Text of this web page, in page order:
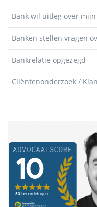
Bank wil uitleg over
Banken stellen vragen
Bankrelatie opgezegd
Cliëntenonderzoek /